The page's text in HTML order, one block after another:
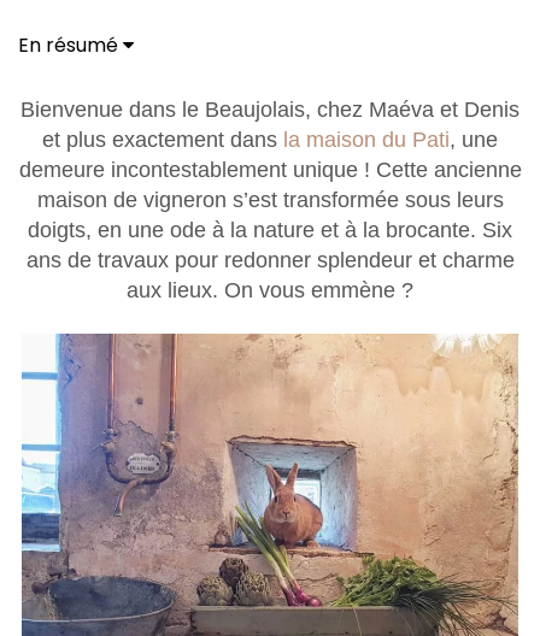
En résumé
Bienvenue dans le Beaujolais, chez Maéva et Denis
et plus exactement dans la maison du Pati, une
demeure incontestablement unique ! Cette ancienne
maison de vigneron s’est transformée sous leurs
doigts, en une ode à la nature et à la brocante. Six
ans de travaux pour redonner splendeur et charme
aux lieux. On vous emmène ?